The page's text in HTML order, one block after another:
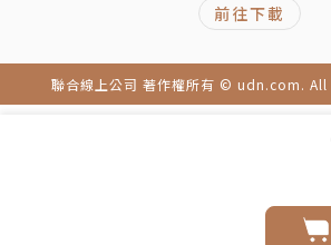
前往下載
聯合線上公司 著作權所有 © udn.com. All